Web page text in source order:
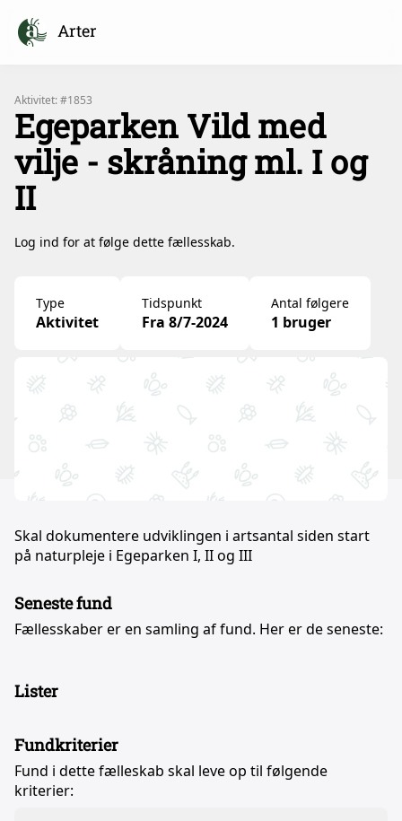
Arter
Aktivitet: #1853
Egeparken Vild med
vilje - skråning ml. I og
II
Log ind for at følge dette fællesskab.
Type
Aktivitet
Tidspunkt
Fra 8/7-2024
Antal følgere
1 bruger
Skal dokumentere udviklingen i artsantal siden start
på naturpleje i Egeparken I, II og III
Seneste fund
Fællesskaber er en samling af fund. Her er de seneste:
Lister
Fundkriterier
Fund i dette fælleskab skal leve op til følgende
kriterier: